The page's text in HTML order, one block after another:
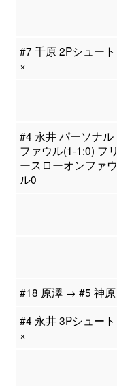
#7 千原 2Pシュート
×
#4 永井 パーソナル
ファウル(1-1:0) フリ
ースローオンファウ
ル0
#18 原澤 → #5 神原
#4 永井 3Pシュート
×